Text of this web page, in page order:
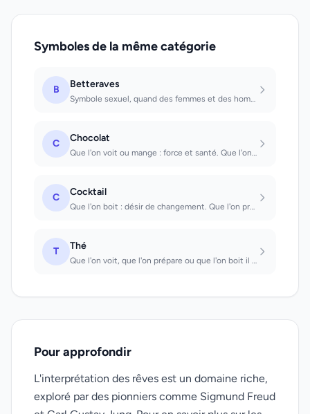
Symboles de la même catégorie
B Betteraves
Symbole sexuel, quand des femmes et des hommes jeunes en rêvent; chez les hommes...
C Chocolat
Que l'on voit ou mange : force et santé. Que l'on reçoit en cadeau : on aura un...
C Cocktail
Que l'on boit : désir de changement. Que l'on prépare : malentendus dans la vie...
T Thé
Que l'on voit, que l'on prépare ou que l'on boit il faudra avoir beaucoup de pat...
Pour approfondir
L'interprétation des rêves est un domaine riche,
exploré par des pionniers comme Sigmund Freud